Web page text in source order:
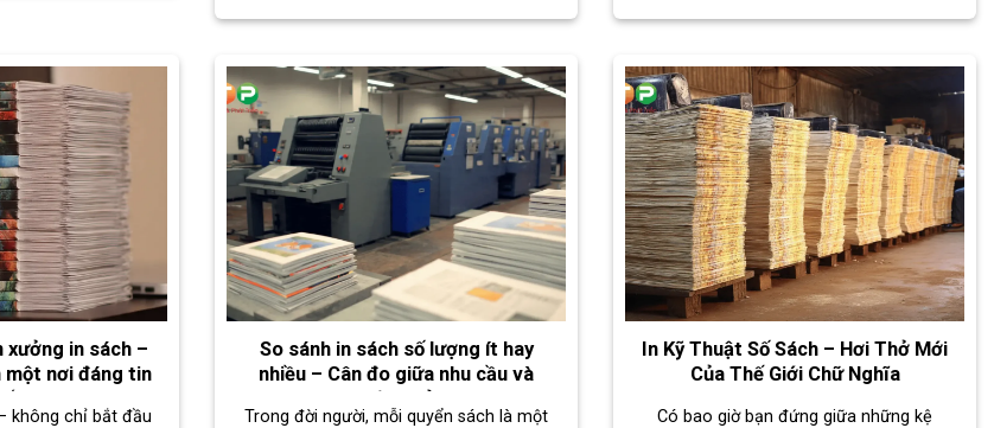
xưởng in sách –
một nơi đáng tin
không chỉ bắt đầu
So sánh in sách số lượng ít hay
nhiều – Cân đo giữa nhu cầu và
hiệu quả
Trong đời người, mỗi quyển sách là một
In Kỹ Thuật Số Sách – Hơi Thở Mới
Của Thế Giới Chữ Nghĩa
Có bao giờ bạn đứng giữa những kệ